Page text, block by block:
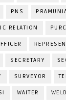
PNS
RELATION
SECRETARY
SURVEYOR
WAITER